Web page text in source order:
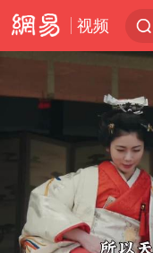
视频